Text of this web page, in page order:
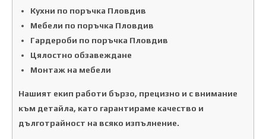
Кухни по поръчка Пловдив
Мебели по поръчка Пловдив
Гардероби по поръчка Пловдив
Цялостно обзавеждане
Монтаж на мебели
Нашият екип работи бързо, прецизно и с внимание
към детайла, като гарантираме качество и
дълготрайност на всяко изпълнение.